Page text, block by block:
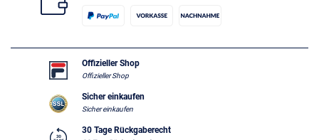
Offizieller Shop
Offizieller Shop
Sicher einkaufen
Sicher einkaufen
30 Tage Rückgaberecht